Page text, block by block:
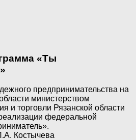
«Ты
предпринимательства на
министерством
и торговли Рязанской области
федеральной
Костычева